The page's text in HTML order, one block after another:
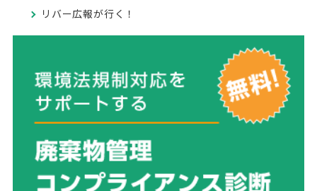
リバー広報が行く！